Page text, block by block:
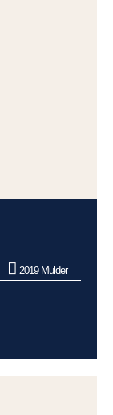
2019 Mulder